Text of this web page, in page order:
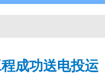
成功送电投运